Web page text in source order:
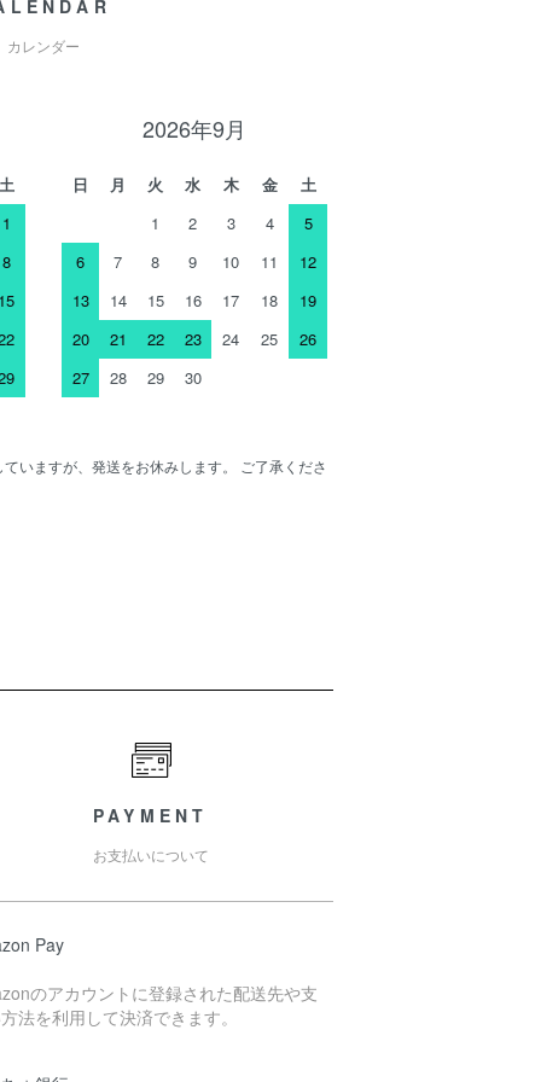
カレンダー
土
1
8
15
2026年9月
日 月 火 水 木 金
土
1
2 3 4
5
6
7 8 9 10 11
12
13
14 15 16 17 18
19
20
21 22 23 24 25
26
27
28 29 30
いますが、発送をお休みします。 ご了承くださ
PAYMENT
お支払いについて
Pay
のアカウントに登録された配送先や支
法を利用して決済できます。